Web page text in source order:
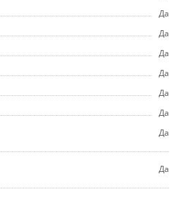
Да
Да
Да
Да
Да
Да
Да
Да